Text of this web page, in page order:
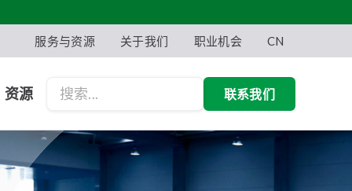
服务与资源 关于我们 职业机会 CN
资源 联系我们